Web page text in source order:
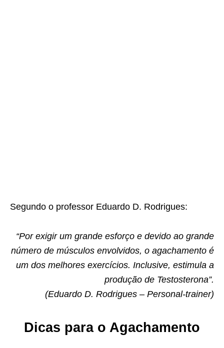
Segundo o professor Eduardo D. Rodrigues:
“Por exigir um grande esforço e devido ao grande
número de músculos envolvidos, o agachamento é
um dos melhores exercícios. Inclusive, estimula a
produção de Testosterona”.
(Eduardo D. Rodrigues – Personal-trainer)
Dicas para o Agachamento